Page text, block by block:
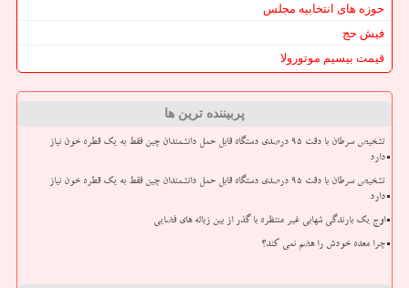
حوزه های انتخابیه مجلس
فیش حج
قیمت بیسیم موتورولا
پربیننده ترین ها
تشخیص سرطان با دقت ۹۵ درصدی دستگاه قابل حمل دانشمندان چین فقط به یک قطره خون نیاز
دارد
تشخیص سرطان با دقت ۹۵ درصدی دستگاه قابل حمل دانشمندان چین فقط به یک قطره خون نیاز
دارد
اوج یک بارندگی شهابی غیر منتظره با گذر از بین زباله های فضایی
چرا معده خودش را هضم نمی کند؟